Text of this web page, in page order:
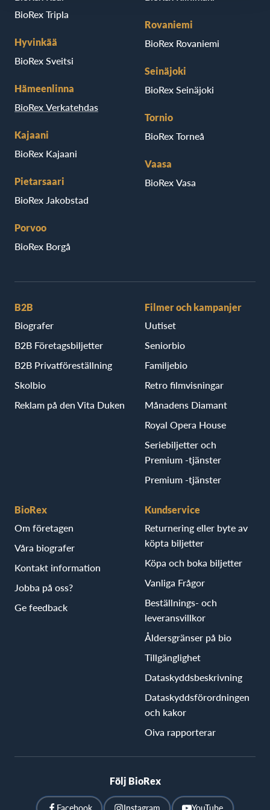
BioRex Tripla
Hyvinkää
BioRex Sveitsi
Hämeenlinna
BioRex Verkatehdas
Kajaani
BioRex Kajaani
Pietarsaari
BioRex Jakobstad
Porvoo
BioRex Borgå
Rovaniemi
BioRex Rovaniemi
Seinäjoki
BioRex Seinäjoki
Tornio
BioRex Torneå
Vaasa
BioRex Vasa
B2B
Biografer
B2B Företagsbiljetter
B2B Privatföreställning
Skolbio
Reklam på den Vita Duken
Filmer och kampanjer
Uutiset
Seniorbio
Familjebio
Retro filmvisningar
Månadens Diamant
Royal Opera House
Seriebiljetter och
Premium -tjänster
Premium -tjänster
BioRex
Om företagen
Våra biografer
Kontakt information
Jobba på oss?
Ge feedback
Kundservice
Returnering eller byte av
köpta biljetter
Köpa och boka biljetter
Vanliga Frågor
Beställnings- och
leveransvillkor
Åldersgränser på bio
Tillgänglighet
Dataskyddsbeskrivning
Dataskyddsförordningen
och kakor
Oiva rapporterar
Följ BioRex
Facebook Instagram YouTube